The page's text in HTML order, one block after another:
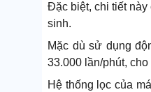
Đặc biệt, chi tiết
sinh.
Mặc dù sử dụng
33.000 lần/phút,
Hệ thống lọc của